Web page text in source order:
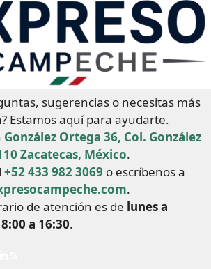
sugerencias o necesitas más
Estamos aquí para ayudarte.
González Ortega 36, Col. González
Zacatecas, México.
+52 433 982 3069 o escríbenos a
.
de atención es de lunes a
a 16:30.